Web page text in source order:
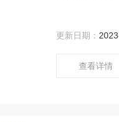
更新日期：
查看详情